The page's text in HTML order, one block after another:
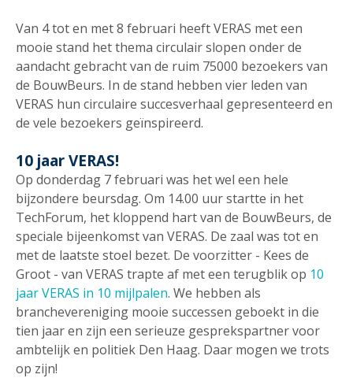
Van 4 tot en met 8 februari heeft VERAS met een
mooie stand het thema circulair slopen onder de
aandacht gebracht van de ruim 75000 bezoekers van
de BouwBeurs. In de stand hebben vier leden van
VERAS hun circulaire succesverhaal gepresenteerd en
de vele bezoekers geïnspireerd.
10 jaar VERAS!
Op donderdag 7 februari was het wel een hele
bijzondere beursdag. Om 14.00 uur startte in het
TechForum, het kloppend hart van de BouwBeurs, de
speciale bijeenkomst van VERAS. De zaal was tot en
met de laatste stoel bezet. De voorzitter - Kees de
Groot - van VERAS trapte af met een terugblik op 10
jaar VERAS in 10 mijlpalen. We hebben als
branchevereniging mooie successen geboekt in die
tien jaar en zijn een serieuze gesprekspartner voor
ambtelijk en politiek Den Haag. Daar mogen we trots
op zijn!